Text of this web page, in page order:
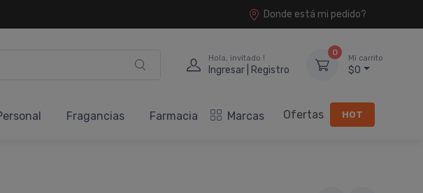
Donde está mi pedido?
Hola, invitado !
Ingresar | Registro
0
Mi carrito
$0
Fragancias Farmacia Marcas Ofertas HOT